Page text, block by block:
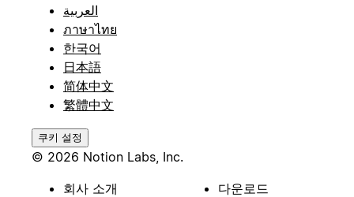
العربية
ภาษาไทย
한국어
日本語
简体中文
繁體中文
쿠키 설정
© 2026 Notion Labs, Inc.
회사 소개
다운로드